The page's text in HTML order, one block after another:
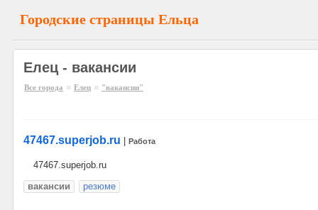
Городские страницы Ельца
Елец - вакансии
Все города » Елец » "вакансии"
47467.superjob.ru Работа
47467.superjob.ru
вакансии
резюме